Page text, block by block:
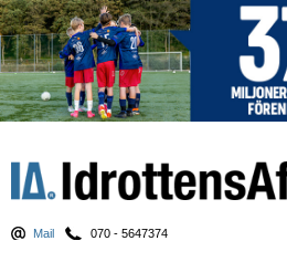
Mail 070 - 5647374